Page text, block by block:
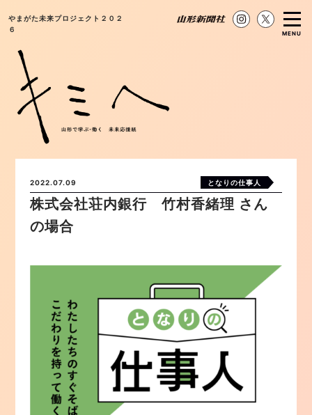
やまがた未来プロジェクト２０２
６
MENU
2022.07.09 となりの仕事人
株式会社荘内銀行 竹村香緒理 さん
の場合